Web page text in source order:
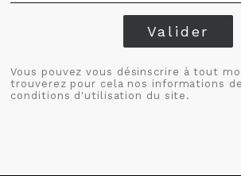
Valider
Vous pouvez vous désinscrire à tout
trouverez pour cela nos informations
conditions d'utilisation du site.